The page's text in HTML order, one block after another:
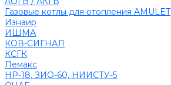
Газовые котлы для отопления AMULET
Изнаир
ИШМА
КОВ-СИГНАЛ
КСГК
Лемакс
НР-18, ЗИО-60, НИИСТУ-5